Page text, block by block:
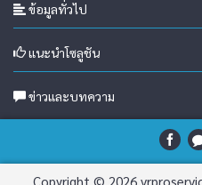
ข้อมูลทั่วไป
แนะนำโซลูชัน
ข่าวและบทความ
Copyright © 2026